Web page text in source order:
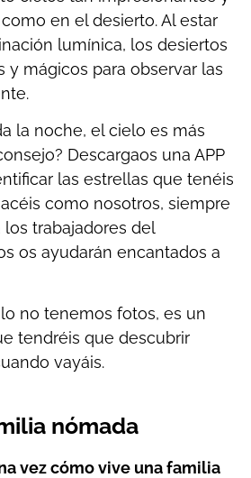
en el desierto. Al estar
lumínica, los desiertos
y mágicos para observar las
la noche, el cielo es más
Descargaos una APP
las estrellas que tenéis
como nosotros, siempre
trabajadores del
os ayudarán encantados a
no tenemos fotos, es un
tendréis que descubrir
vayáis.
nómada
vez cómo vive una familia